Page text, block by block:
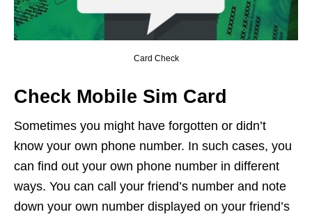
Card Check
Check Mobile Sim Card
Sometimes you might have forgotten or didn’t
know your own phone number. In such cases, you
can find out your own phone number in different
ways. You can call your friend’s number and note
down your own number displayed on your friend’s